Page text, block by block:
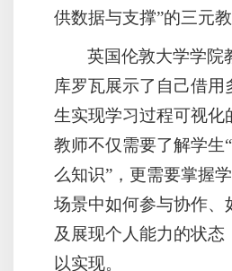
供数据与支撑”的三元教
英国伦敦大学学院
库罗瓦展示了自己借用
生实现学习过程可视化
教师不仅需要了解学生
么知识”，更需要掌握
场景中如何参与协作、
及展现个人能力的状
以实现。